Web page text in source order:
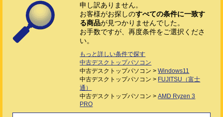
申し訳ありません。
お客様がお探しのすべての条件に一致す
る商品が見つかりませんでした。
お手数ですが、再度条件をご選択くださ
い。
もっと詳しい条件で探す
中古デスクトップパソコン
中古デスクトップパソコン >Windows11
中古デスクトップパソコン > FUJITSU（富士
通）
中古デスクトップパソコン >AMD Ryzen 3
PRO